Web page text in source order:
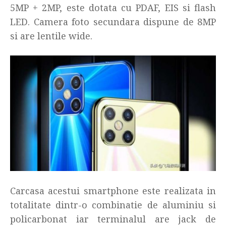
5MP + 2MP, este dotata cu PDAF, EIS si flash
LED. Camera foto secundara dispune de 8MP
si are lentile wide.
Carcasa acestui smartphone este realizata in
totalitate dintr-o combinatie de aluminiu si
policarbonat iar terminalul are jack de